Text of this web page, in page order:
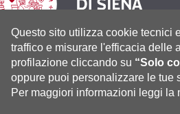
Università degli Studi di Siena- Rettorato, via
P.IVA 00273530527 | C.F. 80002070524 |
Contatti:
urp@unisi.it - URP - Ufficio Relazioni
Questo sito utilizza cookie tecnici
traffico e misurare l'efficacia delle
profilazione cliccando su “Solo
oppure puoi personalizzare le tue
Per maggiori informazioni leggi la